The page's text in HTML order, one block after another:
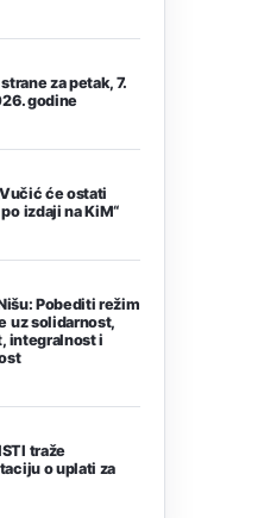
za petak, 7.
godine
će ostati
izdaji na KiM“
Pobediti režim
uz solidarnost,
integralnost i
traže
o uplati za